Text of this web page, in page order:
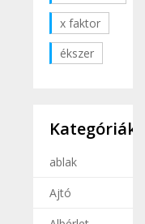
x faktor
ékszer
Kategóriák
ablak
Ajtó